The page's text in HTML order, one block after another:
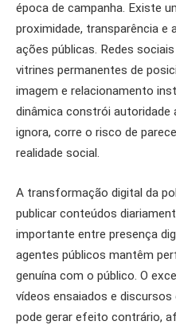
época de campanha. Existe
proximidade, transparência e
ações públicas. Redes
vitrines permanentes de
imagem e relacionamento
dinâmica constrói autoridade
ignora, corre o risco de
realidade social.
A transformação digital da
publicar conteúdos
importante entre presença
agentes públicos mantêm
genuína com o público. O
vídeos ensaiados e
pode gerar efeito contrário,